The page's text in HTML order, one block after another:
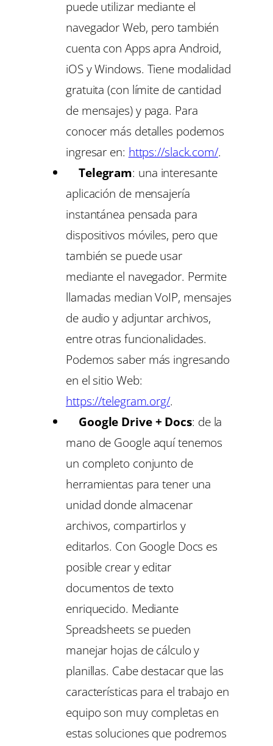
puede utilizar mediante el
navegador Web, pero también
cuenta con Apps apra Android,
iOS y Windows. Tiene modalidad
gratuita (con límite de cantidad
de mensajes) y paga. Para
conocer más detalles podemos
ingresar en: https://slack.com/.
Telegram: una interesante
aplicación de mensajería
instantánea pensada para
dispositivos móviles, pero que
también se puede usar
mediante el navegador. Permite
llamadas median VoIP, mensajes
de audio y adjuntar archivos,
entre otras funcionalidades.
Podemos saber más ingresando
en el sitio Web:
https://telegram.org/.
Google Drive + Docs: de la
mano de Google aquí tenemos
un completo conjunto de
herramientas para tener una
unidad donde almacenar
archivos, compartirlos y
editarlos. Con Google Docs es
posible crear y editar
documentos de texto
enriquecido. Mediante
Spreadsheets se pueden
manejar hojas de cálculo y
planillas. Cabe destacar que las
características para el trabajo en
equipo son muy completas en
estas soluciones que podremos